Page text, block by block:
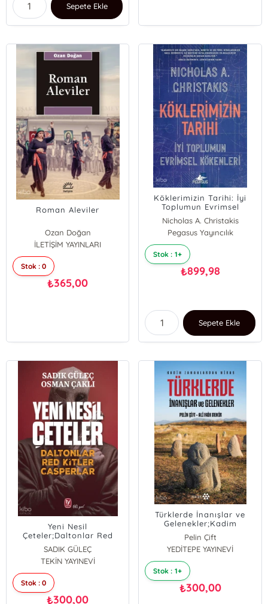
Sepete Ekle
Roman Aleviler
Ozan Doğan
İLETİŞİM YAYINLARI
Stok : 0
₺365,00
Köklerimizin Tarihi: İyi
Toplumun Evrimsel
Kökenleri
Nicholas A. Christakis
Pegasus Yayıncılık
Stok : 1+
₺899,98
Sepete Ekle
Yeni Nesil
Çeteler;Daltonlar Red
Kitler Casperlar
SADIK GÜLEÇ
Osman Çaklı
TEKİN YAYINEVİ
Stok : 0
₺300,00
Türklerde İnanışlar ve
Gelenekler;Kadim
Zamanlardan Miras
Pelin Çift
ALİ FAİK DEMİR
YEDİTEPE YAYINEVİ
Stok : 1+
₺300,00